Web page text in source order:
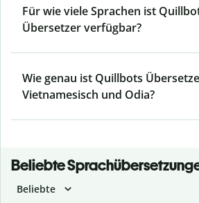
Für wie viele Sprachen ist
Übersetzer verfügbar?
Wie genau ist Quillbots
Vietnamesisch und Odia?
Beliebte
Beliebte